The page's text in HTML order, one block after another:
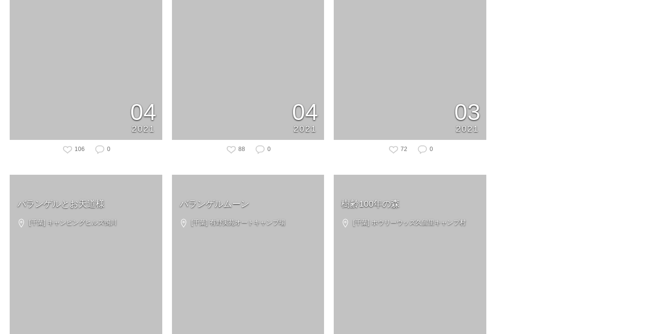
04
2021
106 0
04
2021
88 0
03
2021
72 0
バランゲルとお天道様
[千葉] キャンピングヒルズ鴨川
バランゲルムーン
[千葉] 有野実苑オートキャンプ場
樹齢100年の森
[千葉] ホウリーウッズ久留里キャンプ村